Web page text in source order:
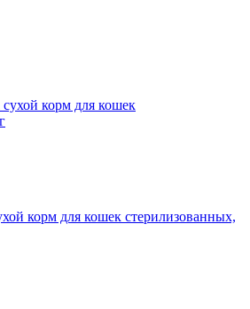
корм для кошек стерилизованных,